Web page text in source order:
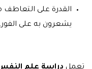
القدرة على
يشعرون به على الفور.